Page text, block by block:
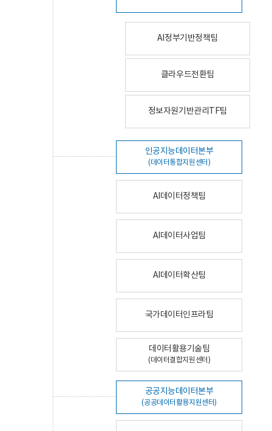
AI정부기반정책팀
클라우드전환팀
정보자원기반관리TF팀
인공지능데이터본부
(데이터통합지원센터)
AI데이터정책팀
AI데이터사업팀
AI데이터확산팀
국가데이터인프라팀
데이터활용기술팀
(데이터결합지원센터)
공공지능데이터본부
(공공데이터활용지원센터)